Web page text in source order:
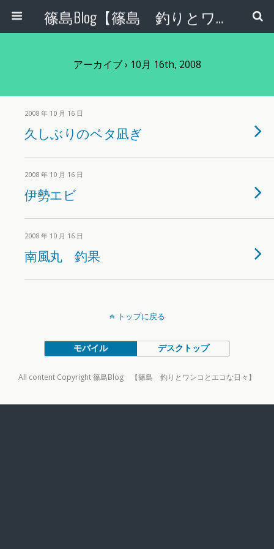
篠島Blog【篠島 釣りとワンコとエコな日々】
アーカイブ › 10月 16th, 2008
2008 年 10 月 16 日
久しぶりのベタ凪ぎ
2008 年 10 月 16 日
伊勢エビ
2008 年 10 月 16 日
南風丸 釣果
トップに戻る
モバイル デスクトップ
All content Copyright 篠島Blog 【篠島 釣りとワンコとエコな日々】